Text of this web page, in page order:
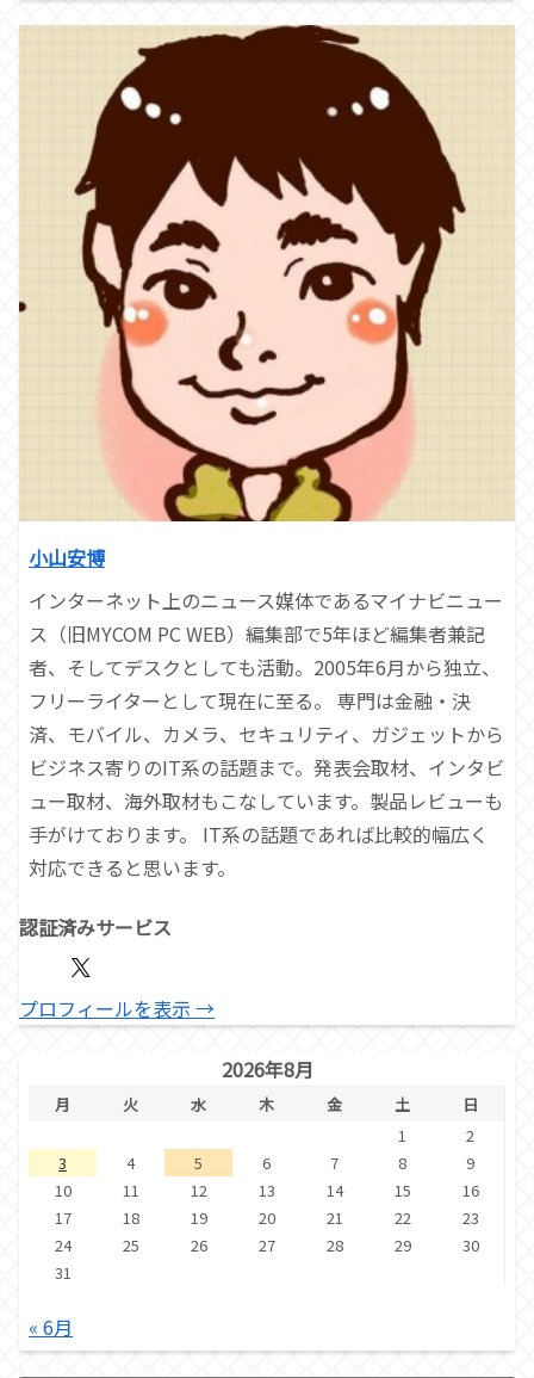
小山安博
インターネット上のニュース媒体であるマイナビニュー
ス（旧MYCOM PC WEB）編集部で5年ほど編集者兼記
者、そしてデスクとしても活動。2005年6月から独立、
フリーライターとして現在に至る。 専門は金融・決
済、モバイル、カメラ、セキュリティ、ガジェットから
ビジネス寄りのIT系の話題まで。発表会取材、インタビ
ュー取材、海外取材もこなしています。製品レビューも
手がけております。 IT系の話題であれば比較的幅広く
対応できると思います。
認証済みサービス
プロフィールを表示 →
2026年8月
月 火 水 木 金 土
日
1
2
3
4 5 6 7 8
9
10
11 12 13 14 15
16
17
18 19 20 21 22
23
24
25 26 27 28 29
30
31
« 6月